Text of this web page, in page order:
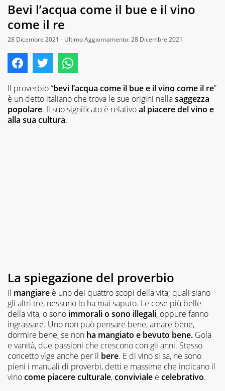
Bevi l’acqua come il bue e il vino
come il re
28 Dicembre 2021 - Ultimo Aggiornamento: 28 Dicembre 2021
Il proverbio “bevi l’acqua come il bue e il vino come il re”
è un detto italiano che trova le sue origini nellasaggezza
popolare. Il suo significato è relativoal piacere del vino e
alla sua cultura.
La spiegazione del proverbio
Il mangiare è uno dei quattro scopi della vita; quali siano
gli altri tre, nessuno lo ha mai saputo. Le cose più belle
della vita, o sono immorali o sono illegali, oppure fanno
ingrassare. Uno non può pensare bene, amare bene,
dormire bene, se non ha mangiato e bevuto bene. Gola
e vanità, due passioni che crescono con gli anni. Stesso
concetto vige anche per il bere. E di vino si sa, ne sono
pieni i manuali di proverbi, detti e massime che indicano il
vinocome piacere culturale,conviviale e celebrativo.